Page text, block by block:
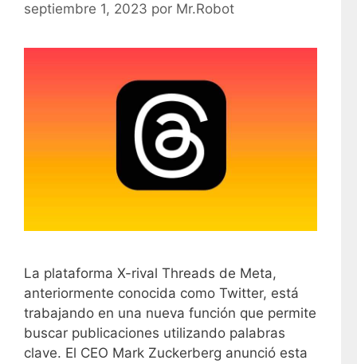
s
septiembre 1, 2023 por Mr.Robot
La plataforma X-rival Threads de Meta,
anteriormente conocida como Twitter, está
trabajando en una nueva función que permite
buscar publicaciones utilizando palabras
clave. El CEO Mark Zuckerberg anunció esta